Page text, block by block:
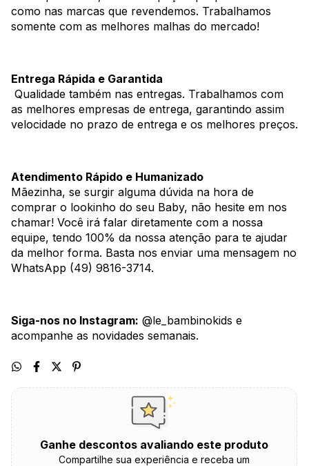
como nas marcas que revendemos. Trabalhamos
somente com as melhores malhas do mercado!
Entrega Rápida e Garantida
Qualidade também nas entregas. Trabalhamos com
as melhores empresas de entrega, garantindo assim
velocidade no prazo de entrega e os melhores preços.
Atendimento Rápido e Humanizado
Mãezinha, se surgir alguma dúvida na hora de
comprar o lookinho do seu Baby, não hesite em nos
chamar! Você irá falar diretamente com a nossa
equipe, tendo 100% da nossa atenção para te ajudar
da melhor forma. Basta nos enviar uma mensagem no
WhatsApp (49) 9816-3714.
Siga-nos no Instagram: @le_bambinokids e
acompanhe as novidades semanais.
Ganhe descontos avaliando este produto
Compartilhe sua experiência e receba um